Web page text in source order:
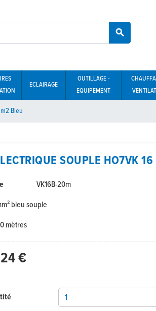

ECLAIRAGE
OUTILLAGE -
EQUIPEMENT
Bleu
SOUPLE HO7VK
VK16B-20m
bleu souple
mètres
€